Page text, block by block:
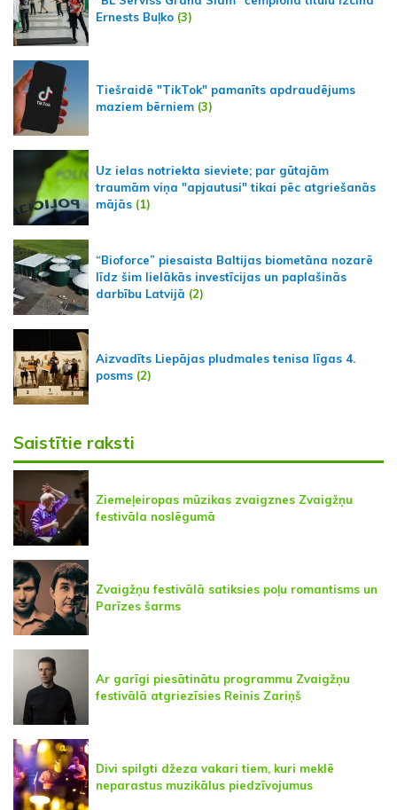
Ernests Buļko (3)
Tiešraidē "TikTok" pamanīts apdraudējums
maziem bērniem (3)
Uz ielas notriekta sieviete; par gūtajām
traumām viņa "apjautusi" tikai pēc atgriešanās
mājās (1)
“Bioforce” piesaista Baltijas biometāna nozarē
līdz šim lielākās investīcijas un paplašinās
darbību Latvijā (2)
Aizvadīts Liepājas pludmales tenisa līgas 4.
posms (2)
Saistītie raksti
Ziemeļeiropas mūzikas zvaigznes Zvaigžņu
festivāla noslēgumā
Zvaigžņu festivālā satiksies poļu romantisms un
Parīzes šarms
Ar garīgi piesātinātu programmu Zvaigžņu
festivālā atgriezīsies Reinis Zariņš
Divi spilgti džeza vakari tiem, kuri meklē
neparastus muzikālus piedzīvojumus